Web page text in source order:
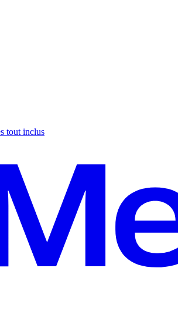
tout inclus